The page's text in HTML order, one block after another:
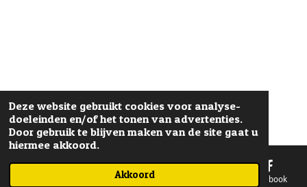
Deze website gebruikt cookies voor analyse-
doeleinden en/of het tonen van advertenties.
Door gebruik te blijven maken van de site gaat u
hiermee akkoord.
Akkoord
Telefoonnummer Facebook